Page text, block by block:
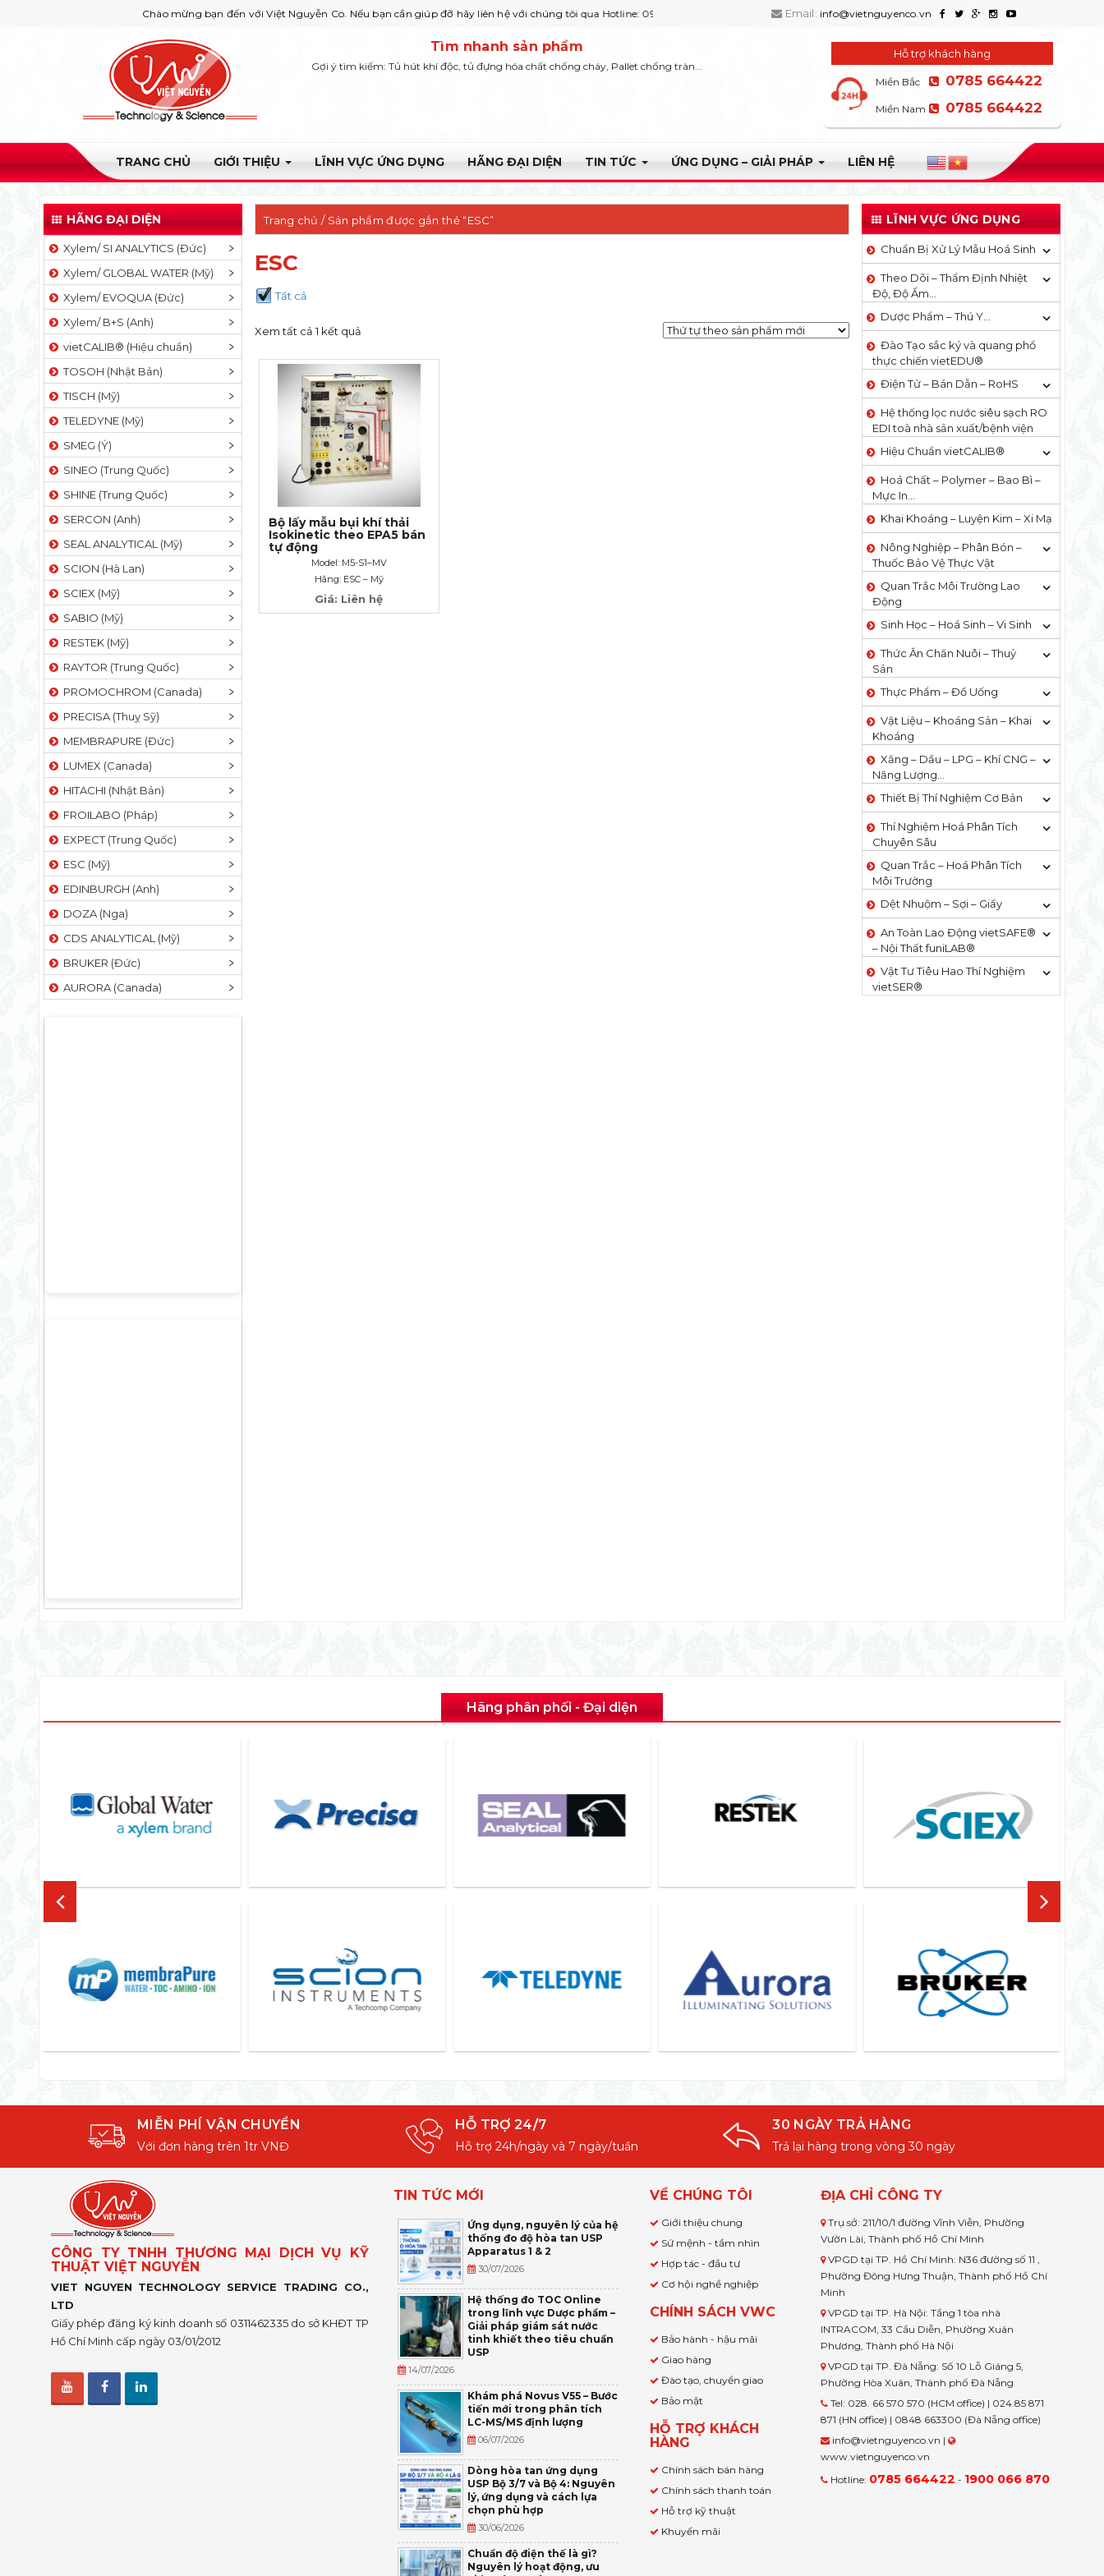
Chào mừng bạn đến với Việt Nguyễn Co. Nếu bạn cần giúp đỡ hãy liên hệ với chúng tôi qua Hotline: 0932 664422 Email: info@vietnguyenco.vn
Tìm nhanh sản phẩm
Gợi ý tìm kiếm: Tủ hút khí độc, tủ đựng hóa chất chống cháy, Pallet chống tràn...
Hỗ trợ khách hàng
Miền Bắc 0785 664422
Miền Nam 0785 664422
TRANG CHỦ GIỚI THIỆU LĨNH VỰC ỨNG DỤNG HÃNG ĐẠI DIỆN TIN TỨC ỨNG DỤNG – GIẢI PHÁP LIÊN HỆ
HÃNG ĐẠI DIỆN
Xylem/ SI ANALYTICS (Đức)
Xylem/ GLOBAL WATER (Mỹ)
Xylem/ EVOQUA (Đức)
Xylem/ B+S (Anh)
vietCALIB® (Hiệu chuẩn)
TOSOH (Nhật Bản)
TISCH (Mỹ)
TELEDYNE (Mỹ)
SMEG (Ý)
SINEO (Trung Quốc)
SHINE (Trung Quốc)
SERCON (Anh)
SEAL ANALYTICAL (Mỹ)
SCION (Hà Lan)
SCIEX (Mỹ)
SABIO (Mỹ)
RESTEK (Mỹ)
RAYTOR (Trung Quốc)
PROMOCHROM (Canada)
PRECISA (Thuỵ Sỹ)
MEMBRAPURE (Đức)
LUMEX (Canada)
HITACHI (Nhật Bản)
FROILABO (Pháp)
EXPECT (Trung Quốc)
ESC (Mỹ)
EDINBURGH (Anh)
DOZA (Nga)
CDS ANALYTICAL (Mỹ)
BRUKER (Đức)
AURORA (Canada)
Trang chủ / Sản phẩm được gắn thẻ “ESC”
ESC
Tất cả
Xem tất cả 1 kết quả
Bộ lấy mẫu bụi khí thải
Isokinetic theo EPA5 bán
tự động
Model: M5-S1–MV
Hãng: ESC – Mỹ
Giá: Liên hệ
LĨNH VỰC ỨNG DỤNG
Chuẩn Bị Xử Lý Mẫu Hoá Sinh
Theo Dõi – Thẩm Định Nhiệt
Độ, Độ Ẩm…
Dược Phẩm – Thú Y…
Đào Tạo sắc ký và quang phổ
thực chiến vietEDU®
Điện Tử – Bán Dẫn – RoHS
Hệ thống lọc nước siêu sạch RO
EDI​​ toà nhà sản xuất/bệnh viện
Hiệu Chuẩn vietCALIB®
Hoá Chất – Polymer – Bao Bì –
Mực In…
Khai Khoáng – Luyện Kim – Xi Mạ
Nông Nghiệp – Phân Bón –
Thuốc Bảo Vệ Thực Vật
Quan Trắc Môi Trường Lao
Động
Sinh Học – Hoá Sinh – Vi Sinh
Thức Ăn Chăn Nuôi – Thuỷ
Sản
Thực Phẩm – Đồ Uống
Vật Liệu – Khoáng Sản – Khai
Khoáng
Xăng – Dầu – LPG – Khí CNG –
Năng Lượng…
Thiết Bị Thí Nghiệm Cơ Bản
Thí Nghiệm Hoá Phân Tích
Chuyên Sâu
Quan Trắc – Hoá Phân Tích
Môi Trường
Dệt Nhuộm – Sợi – Giấy
An Toàn Lao Động vietSAFE®
– Nội Thất funiLAB®
Vật Tư Tiêu Hao Thí Nghiệm
vietSER®
Hãng phân phối - Đại diện
MIỄN PHÍ VẬN CHUYỂN
Với đơn hàng trên 1tr VNĐ
HỖ TRỢ 24/7
Hỗ trợ 24h/ngày và 7 ngày/tuần
30 NGÀY TRẢ HÀNG
Trả lại hàng trong vòng 30 ngày
CÔNG TY TNHH THƯƠNG MẠI DỊCH VỤ KỸ
THUẬT VIỆT NGUYỄN
VIET NGUYEN TECHNOLOGY SERVICE TRADING CO.,
LTD
Giấy phép đăng ký kinh doanh số 0311462335 do sở KHĐT TP
Hồ Chí Minh cấp ngày 03/01/2012
TIN TỨC MỚI
Ứng dụng, nguyên lý của hệ
thống đo độ hòa tan USP
Apparatus 1 & 2
30/07/2026
Hệ thống đo TOC Online
trong lĩnh vực Dược phẩm –
Giải pháp giám sát nước
tinh khiết theo tiêu chuẩn
USP
14/07/2026
Khám phá Novus V55 – Bước
tiến mới trong phân tích
LC-MS/MS định lượng
06/07/2026
Dòng hòa tan ứng dụng
USP Bộ 3/7 và Bộ 4: Nguyên
lý, ứng dụng và cách lựa
chọn phù hợp
30/06/2026
Chuẩn độ điện thế là gì?
Nguyên lý hoạt động, ưu
VỀ CHÚNG TÔI
Giới thiệu chung
Sứ mệnh - tầm nhìn
Hợp tác - đầu tư
Cơ hội nghề nghiệp
CHÍNH SÁCH VWC
Bảo hành - hậu mãi
Giao hàng
Đào tạo, chuyển giao
Bảo mật
HỖ TRỢ KHÁCH
HÀNG
Chính sách bán hàng
Chính sách thanh toán
Hỗ trợ kỹ thuật
Khuyến mãi
ĐỊA CHỈ CÔNG TY
Trụ sở: 211/10/1 đường Vĩnh Viễn, Phường
Vườn Lài, Thành phố Hồ Chí Minh
VPGD tại TP. Hồ Chí Minh: N36 đường số 11 ,
Phường Đông Hưng Thuận, Thành phố Hồ Chí
Minh
VPGD tại TP. Hà Nội: Tầng 1 tòa nhà
INTRACOM, 33 Cầu Diễn, Phường Xuân
Phương, Thành phố Hà Nội
VPGD tại TP. Đà Nẵng: Số 10 Lỗ Giáng 5,
Phường Hòa Xuân, Thành phố Đà Nẵng
Tel: 028. 66 570 570 (HCM office) | 024.85 871
871 (HN office) | 0848 663300 (Đà Nẵng office)
info@vietnguyenco.vn |
www.vietnguyenco.vn
Hotline: 0785 664422 - 1900 066 870